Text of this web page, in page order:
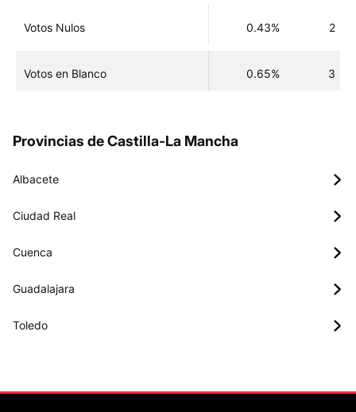
Votos Nulos 0.43% 2
Votos en Blanco 0.65% 3
Provincias de Castilla-La Mancha
Albacete
Ciudad Real
Cuenca
Guadalajara
Toledo